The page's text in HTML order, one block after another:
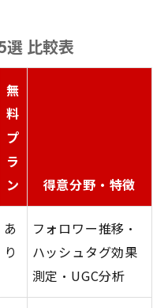
比較表
無
料
プ
ラ
ン
得意分野・特徴
あ
り
フォロワー推移・
ハッシュタグ効果
測定・UGC分析